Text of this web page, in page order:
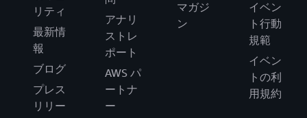
リティ
最新情
報
ブログ
プレス
リリー
アナリ
ストレ
ポート
AWS パ
ートナ
ー
マガジ
ン
イベン
ト行動
規範
イベン
トの利
用規約